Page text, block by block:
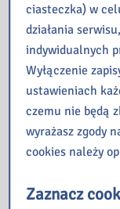
Kopernik – czyli
ManiaLAB w
Jak oni pracują,
kulis – zajęcia dla
Finał 1. edycji
„Przecinek i
Co działo się w
ciasteczka) w
działania
indywidualnych
Wyłączenie
ustawieniach
czemu nie będą
wyrażasz zgody
cookies należy
Zaznacz